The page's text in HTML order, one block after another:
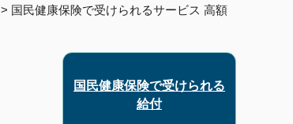
> 国民健康保険で受けられるサービス 高額
国民健康保険で受けられる
給付